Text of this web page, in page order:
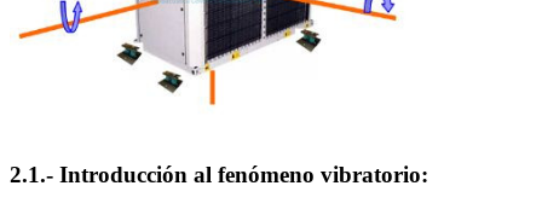
2.1.- Introducción al fenómeno vibratorio: